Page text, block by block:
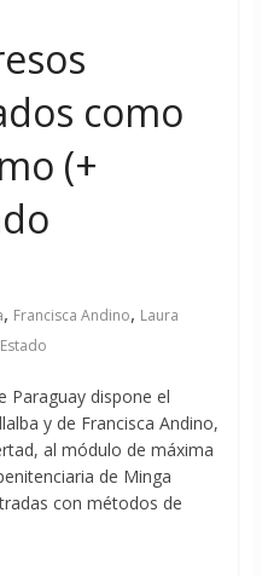
como
(+
, Francisca Andino, Laura
Paraguay dispone el
y de Francisca Andino,
al módulo de máxima
de Minga
con métodos de